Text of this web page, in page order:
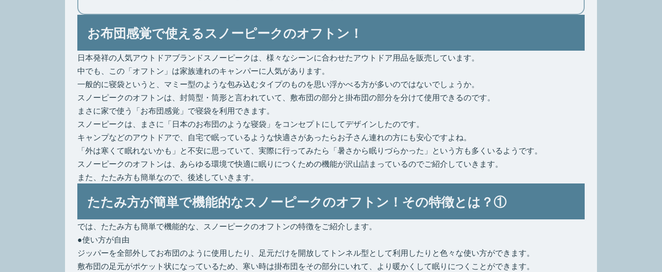
お布団感覚で使えるスノーピークのオフトン！
日本発祥の人気アウトドアブランドスノーピークは、様々なシーンに合わせたアウトドア用品を販売しています。
中でも、この「オフトン」は家族連れのキャンパーに人気があります。
一般的に寝袋というと、マミー型のような包み込むタイプのものを思い浮かべる方が多いのではないでしょうか。
スノーピークのオフトンは、封筒型・筒形と言われていて、敷布団の部分と掛布団の部分を分けて使用できるのです。
まさに家で使う「お布団感覚」で寝袋を利用できます。
スノーピークは、まさに「日本のお布団のような寝袋」をコンセプトにしてデザインしたのです。
キャンプなどのアウトドアで、自宅で眠っているような快適さがあったらお子さん連れの方にも安心ですよね。
「外は寒くて眠れないかも」と不安に思っていて、実際に行ってみたら「暑さから眠りづらかった」という方も多くいるようです。
スノーピークのオフトンは、あらゆる環境で快適に眠りにつくための機能が沢山詰まっているのでご紹介していきます。
また、たたみ方も簡単なので、後述していきます。
たたみ方が簡単で機能的なスノーピークのオフトン！その特徴とは？①
では、たたみ方も簡単で機能的な、スノーピークのオフトンの特徴をご紹介します。
●使い方が自由
ジッパーを全部外してお布団のように使用したり、足元だけを開放してトンネル型として利用したりと色々な使い方ができます。
敷布団の足元がポケット状になっているため、寒い時は掛布団をその部分にいれて、より暖かくして眠りにつくことができます。